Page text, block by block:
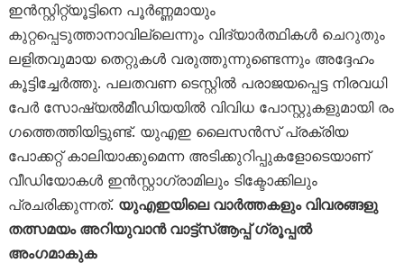
ഇൻസ്റ്റിറ്റ്യൂട്ടിനെ പൂർണ്ണമായും
കുറ്റപ്പെടുത്താനാവില്ലെന്നും വിദ്യാർത്ഥികൾ ചെറുതും
ലളിതവുമായ തെറ്റുകൾ വരുത്തുന്നുണ്ടെന്നും അദ്ദേഹം
കൂട്ടിച്ചേർത്തു. പലതവണ ടെസ്റ്റിൽ പരാജയപ്പെട്ട നിരവധി
പേർ സോഷ്യൽമീഡിയയിൽ വിവിധ പോസ്റ്റുകളുമായി രം​
ഗത്തെത്തിയിട്ടുണ്ട്. യുഎഇ ലൈസൻസ് പ്രക്രിയ
പോക്കറ്റ് കാലിയാക്കുമെന്ന അടിക്കുറിപ്പുകളോടെയാണ്
വീഡിയോകൾ ഇൻസ്റ്റാഗ്രാമിലും ടിക്ടോക്കിലും
പ്രചരിക്കുന്നത്. യുഎഇയിലെ വാർത്തകളും വിവരങ്ങളു
തത്സമയം അറിയുവാൻ വാട്ട്‌സ്ആപ്പ് ഗ്രൂപ്പൽ
അംഗമാകുക